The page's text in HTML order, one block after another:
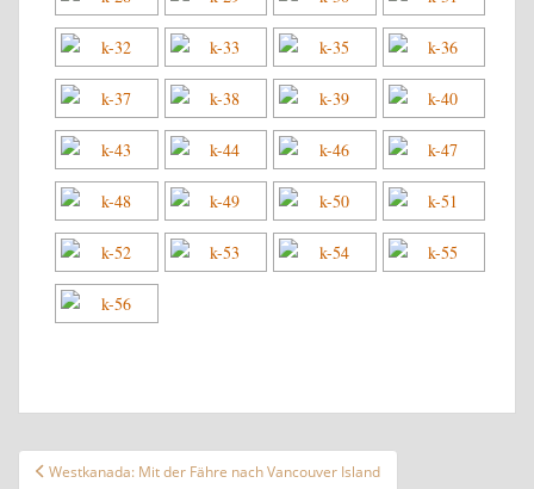
Beitragsnavigation
Westkanada: Mit der Fähre nach Vancouver Island